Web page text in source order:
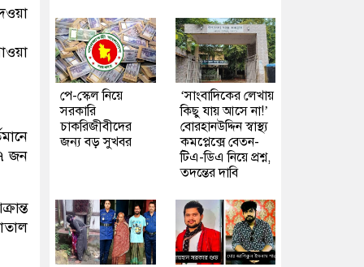
জন
পে-স্কেল নিয়ে
সরকারি
চাকরিজীবীদের
জন্য বড় সুখবর
‘সাংবাদিকের লেখায়
কিছু যায় আসে না!’
বোরহানউদ্দিন স্বাস্থ্য
কমপ্লেক্সে বেতন-
টিএ-ডিএ নিয়ে প্রশ্ন,
তদন্তের দাবি